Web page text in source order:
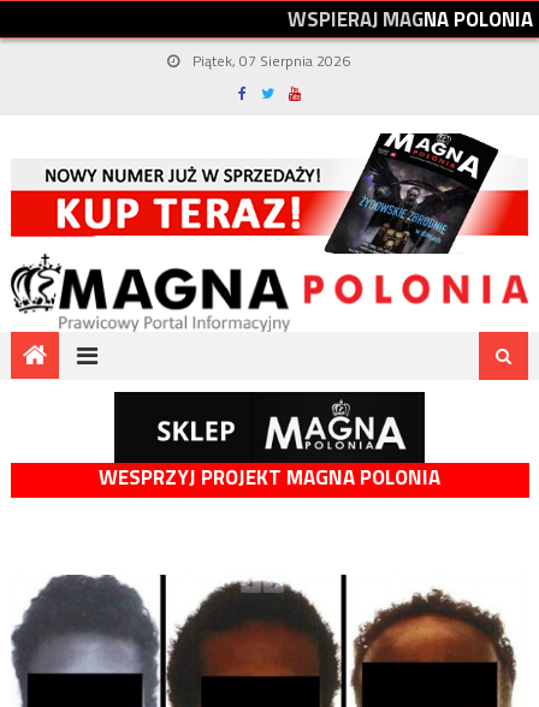
WSPIERAJMAGNAPOLONIA
Piątek, 07 Sierpnia 2026
WESPRZYJ PROJEKT MAGNA POLONIA